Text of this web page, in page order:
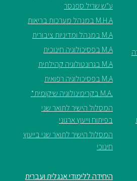
ע"ש שריל ספנסר
M.H.A במנהל מערכות בריאות
M.A במנהל ומדיניות ציבורית
M.A בפסיכולוגיה חינוכית
M.A בגרונטולוגיה קהילתית
M.A בפסיכולוגיה רפואית
.M.A בקרימינולוגיה שיקומית*
המסלול הישיר לתואר שני
בפיתוח וייעוץ ארגוני
המסלול הישיר לתואר שני בייעוץ
חינוכי
היחידה ללימודי אנגלית ועברית